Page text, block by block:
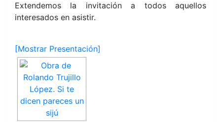
Extendemos la invitación a todos aquellos
interesados en asistir.
[Mostrar Presentación]